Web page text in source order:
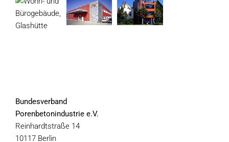
Bundesverband
Porenbetonindustrie e.V.
Reinhardtstraße 14
10117 Berlin